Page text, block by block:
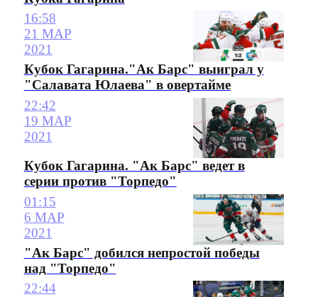
16:58
21 МАР
2021
Кубок Гагарина."Ак Барс" выиграл у
"Салавата Юлаева" в овертайме
22:42
19 МАР
2021
Кубок Гагарина. "Ак Барс" ведет в
серии против "Торпедо"
01:15
6 МАР
2021
"Ак Барс" добился непростой победы
над "Торпедо"
22:44